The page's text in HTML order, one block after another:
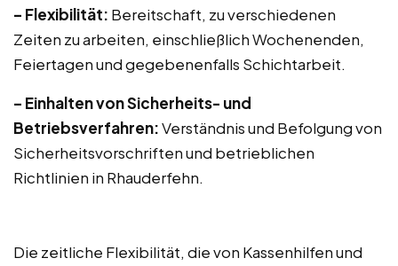
– Flexibilität: Bereitschaft, zu verschiedenen
Zeiten zu arbeiten, einschließlich Wochenenden,
Feiertagen und gegebenenfalls Schichtarbeit.
– Einhalten von Sicherheits- und
Betriebsverfahren:Verständnis und Befolgung von
Sicherheitsvorschriften und betrieblichen
Richtlinien in Rhauderfehn.
Die zeitliche Flexibilität, die von Kassenhilfen und